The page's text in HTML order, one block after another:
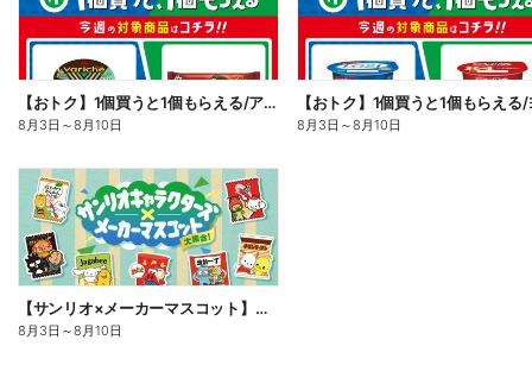
【おトク】1個買うと1個もらえる/アイス
8月3日 ～8月10日 8月3日 ～8月10日
【サンリオ×メーカーマスコット】オリジナルグッズ貰える!
8月3日 ～8月10日